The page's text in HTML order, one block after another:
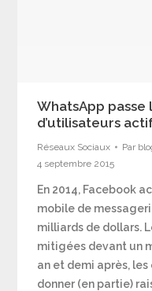
WhatsApp passe
d’utilisateurs
Réseaux Sociaux Par
4 septembre 2015
En 2014, Facebook
mobile de
milliards de dollars.
mitigées devant un
an et demi après,
donner (en partie)